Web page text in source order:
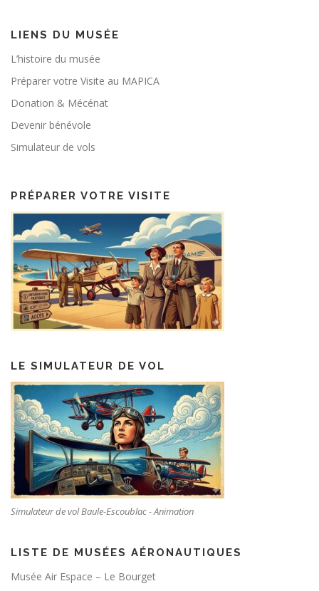
LIENS DU MUSÉE
L’histoire du musée
Préparer votre Visite au MAPICA
Donation & Mécénat
Devenir bénévole
Simulateur de vols
PRÉPARER VOTRE VISITE
LE SIMULATEUR DE VOL
Simulateur de vol Baule-Escoublac - Animation
LISTE DE MUSÉES AÉRONAUTIQUES
Musée Air Espace – Le Bourget